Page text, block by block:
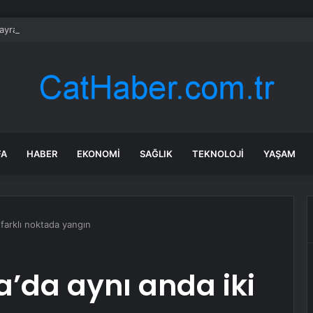
Öncesi Bıçakçılara Yoğun İlgi
HABER EKONOMI SAĞLIK TEKNOLOJI YAŞAM
noktada yangın
aynı anda iki